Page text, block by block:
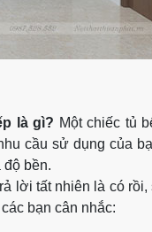
là gì? Một chiếc tủ
cầu sử dụng của
độ bền.
lời tất nhiên là có
bạn cân nhắc: